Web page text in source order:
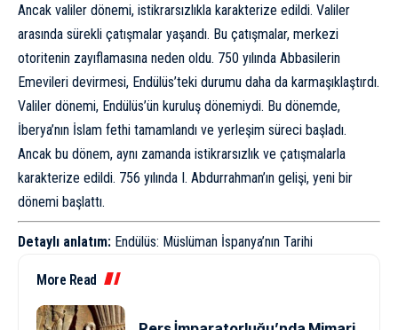
Ancak valiler dönemi, istikrarsızlıkla karakterize edildi. Valiler
arasında sürekli çatışmalar yaşandı. Bu çatışmalar, merkezi
otoritenin zayıflamasına neden oldu. 750 yılında Abbasilerin
Emevileri devirmesi, Endülüs’teki durumu daha da karmaşıklaştırdı.
Valiler dönemi, Endülüs’ün kuruluş dönemiydi. Bu dönemde,
İberya’nın İslam fethi tamamlandı ve yerleşim süreci başladı.
Ancak bu dönem, aynı zamanda istikrarsızlık ve çatışmalarla
karakterize edildi. 756 yılında I. Abdurrahman’ın gelişi, yeni bir
dönemi başlattı.
Detaylı anlatım: Endülüs: Müslüman İspanya’nın Tarihi
More Read